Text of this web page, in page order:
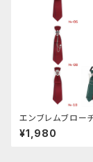
エンブレムブロー
イ(レッド)
¥1,980